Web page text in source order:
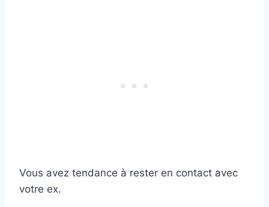
Vous avez tendance à rester en contact avec
votre ex.